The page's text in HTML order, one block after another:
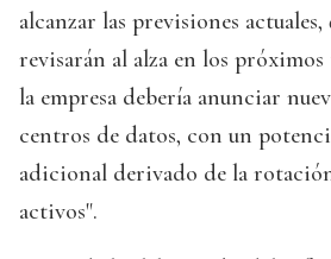
alcanzar las previsiones actuales,
revisarán al alza en los
la empresa debería anunciar
centros de datos, con un
adicional derivado de la
activos".